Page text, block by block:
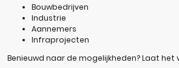
Bouwbedrijven
Industrie
Aannemers
Infraprojecten
Benieuwd naar de mogelijkheden?Laat het